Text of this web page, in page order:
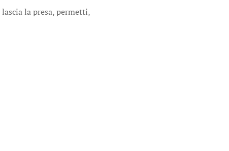
la presa, permetti,